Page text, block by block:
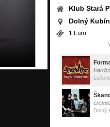
Klub Stará
Dolný
1 Euro
Dolný